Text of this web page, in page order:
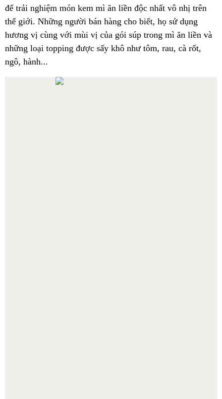
để trải nghiệm món kem mì ăn liền độc nhất vô nhị trên
thế giới. Những người bán hàng cho biết, họ sử dụng
hương vị cùng với mùi vị của gói súp trong mì ăn liền và
những loại topping được sấy khô như tôm, rau, cà rốt,
ngô, hành...